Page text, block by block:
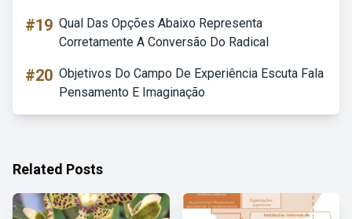
#19 Qual Das Opções Abaixo Representa
Corretamente A Conversão Do Radical
#20 Objetivos Do Campo De Experiência Escuta Fala
Pensamento E Imaginação
Related Posts